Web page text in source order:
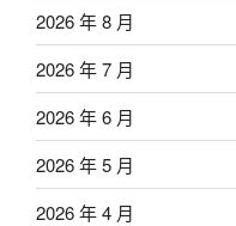
2026 年 8 月
2026 年 7 月
2026 年 6 月
2026 年 5 月
2026 年 4 月